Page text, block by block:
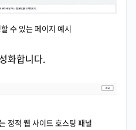
수 있는 페이지 예시
화합니다.
정적 웹 사이트 호스팅 패널